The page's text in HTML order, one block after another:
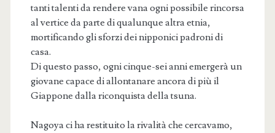
tanti talenti da rendere vana ogni possibile rincorsa
al vertice da parte di qualunque altra etnia,
mortificando gli sforzi dei nipponici padroni di
casa.
Di questo passo, ogni cinque-sei anni emergerà un
giovane capace di allontanare ancora di più il
Giappone dalla riconquista della tsuna.
Nagoya ci ha restituito la rivalità che cercavamo,